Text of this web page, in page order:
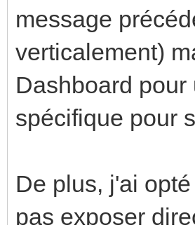
message
verticalement)
Dashboard
spécifique pour
De plus, j'ai
pas exposer